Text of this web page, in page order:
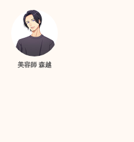
美容師 森越